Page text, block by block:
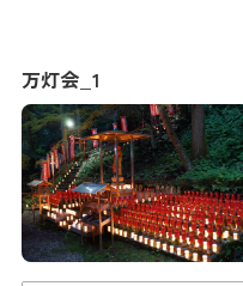
万灯会_1